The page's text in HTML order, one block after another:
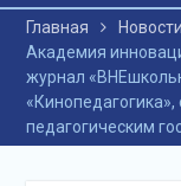
Главная
Новости
Академия
журнал
педагогическим